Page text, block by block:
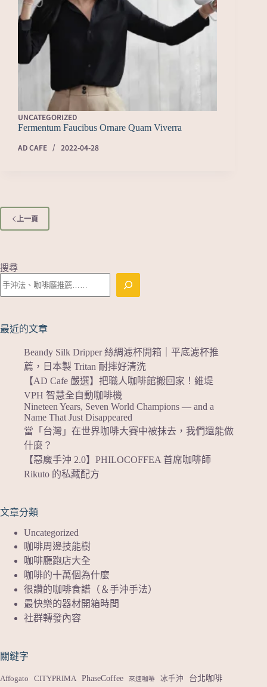
UNCATEGORIZED
Fermentum Faucibus Ornare Quam Viverra
AD CAFE
2022-04-28
上一頁
搜尋
最近的文章
Beandy Silk Dripper 絲綢濾杯開箱｜平底濾杯推
薦，日本製 Tritan 耐摔好清洗
【AD Cafe 嚴選】把職人咖啡館搬回家！維堤
VPH 智慧全自動咖啡機
Nineteen Years, Seven World Champions — and a
Name That Just Disappeared
當「台灣」在世界咖啡大賽中被抹去，我們還能做
什麼？
【惡魔手沖 2.0】PHILOCOFFEA 首席咖啡師
Rikuto 的私藏配方
文章分類
Uncategorized
咖啡周邊技能樹
咖啡廳跑店大全
咖啡的十萬個為什麼
很讚的咖啡食譜（＆手沖手法）
最快樂的器材開箱時間
社群轉發內容
關鍵字
Affogato CITYPRIMA PhaseCoffee 來速咖啡 冰手沖 台北咖啡